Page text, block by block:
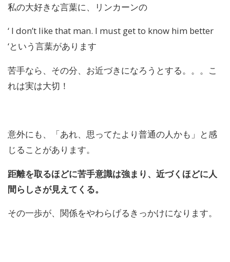
私の大好きな言葉に、リンカーンの
‘ I don’t like that man. I must get to know him better
‘という言葉があります
苦手なら、その分、お近づきになろうとする。。。 こ
れは実は大切！
意外にも、「あれ、思ってたより普通の人かも」 と感
じることがあります。
距離を取るほどに苦手意識は強まり、 近づくほどに人
間らしさが見えてくる。
その一歩が、関係をやわらげるきっかけになります。